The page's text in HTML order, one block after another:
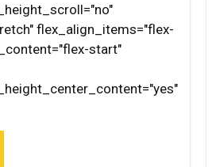
flex_align_items="flex-
start"